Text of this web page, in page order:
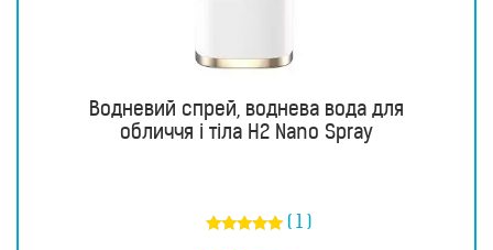
Водневий спрей, воднева вода для
обличчя і тіла H2 Nano Spray
( 1 )